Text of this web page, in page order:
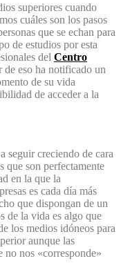
superiores cuando
cuáles son los pasos
que se echan para
de estudios por esta
del Centro
de eso ha notificado un
de su vida
de acceder a la
seguir creciendo de cara
que son perfectamente
en la que la
es cada día más
que dispongan de un
de la vida es algo que
los medios idóneos para
aunque las
no nos «corresponde»